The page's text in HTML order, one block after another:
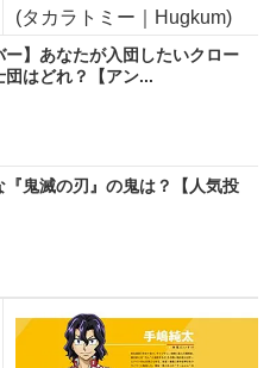
(タカラトミー｜Hugkum)
ー】あなたが入団したいクロー
はどれ？【アン...
『鬼滅の刃』の鬼は？【人気投